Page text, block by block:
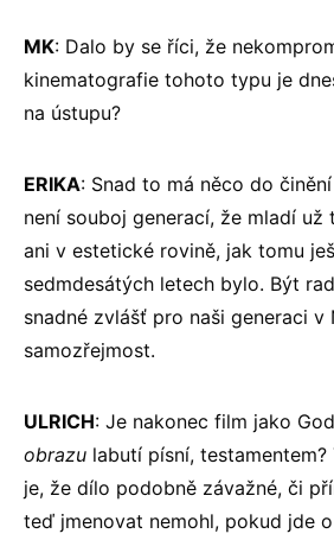
MK: Dalo by se říci, že
kinematografie tohoto typu je
na ústupu?
ERIKA: Snad to má něco do
není souboj generací, že mladí
ani v estetické rovině, jak tomu
sedmdesátých letech bylo. Být
snadné zvlášť pro naši generaci v
samozřejmost.
ULRICH: Je nakonec film jako
obrazu labutí písní,
je, že dílo podobně závažné, či
teď jmenovat nemohl, pokud jde